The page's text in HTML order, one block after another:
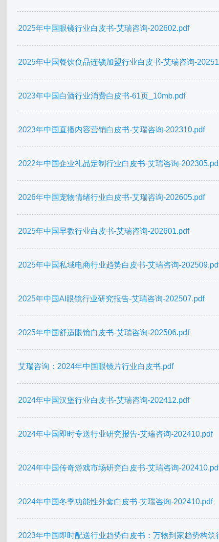
2025年中国眼镜行业白皮书-艾瑞咨询-202602.pdf
2025年中国餐饮食品连锁加盟行业白皮书-艾瑞咨询-
2023年中国白酒行业消费白皮书-61页_10mb.pdf
2023年中国直播内容营销白皮书-艾瑞咨询-202310.pdf
2022年中国企业礼品定制行业白皮书-艾瑞咨询-
2026年中国宠物情绪行业白皮书-艾瑞咨询-202605.pdf
2025年中国早教行业白皮书-艾瑞咨询-202601.pdf
2025年中国私域电商行业趋势白皮书-艾瑞咨询-
2025年中国AI眼镜行业研究报告-艾瑞咨询-202507.pdf
2025年中国舒适眼镜白皮书-艾瑞咨询-202506.pdf
艾瑞咨询：2024年中国眼镜片行业白皮书.pdf
2024年中国汉堡行业白皮书-艾瑞咨询-202412.pdf
2024年中国即时专送行业研究报告-艾瑞咨询-202410.pdf
2024年中国传奇游戏市场研究白皮书-艾瑞咨询-
2024年中国冬季功能性外套白皮书-艾瑞咨询-202410.pdf
2023年中国即时配送行业趋势白皮书：万物到家趋势构筑